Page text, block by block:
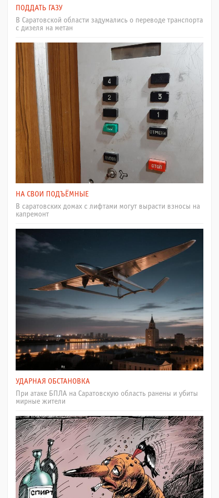
ПОДДАТЬ ГАЗУ
В Саратовской области задумались о переводе транспорта
с дизеля на метан
НА СВОИ ПОДЪЁМНЫЕ
В саратовских домах с лифтами могут вырасти взносы на
капремонт
УДАРНАЯ ОБСТАНОВКА
При атаке БПЛА на Саратовскую область ранены и убиты
мирные жители